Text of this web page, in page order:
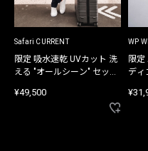
Safari CURRENT
限定 吸水速乾 UVカット 洗
える "オールシーン" セット
¥49,500
WP
限定
ディ